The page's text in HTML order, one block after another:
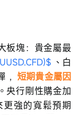
板塊：貴金屬最
、白
， 短期貴金屬因
。央行剛性購金加
強的寬鬆預期